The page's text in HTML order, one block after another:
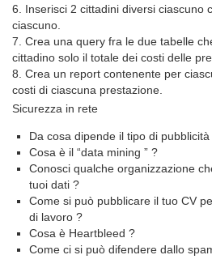
6. Inserisci 2 cittadini diversi ciascuno
ciascuno.
7. Crea una query fra le due tabelle
cittadino solo il totale dei costi delle
8. Crea un report contenente per
costi di ciascuna prestazione.
Sicurezza in rete
Da cosa dipende il tipo di
Cosa è il “data mining ” ?
Conosci qualche organizzazione
tuoi dati ?
Come si può pubblicare il tuo CV
di lavoro ?
Cosa è Heartbleed ?
Come ci si può difendere dallo